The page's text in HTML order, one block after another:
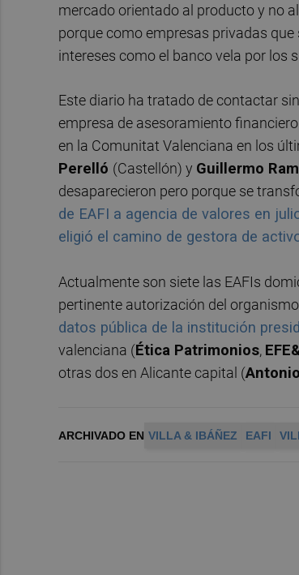
mercado orientado al producto y no
porque como empresas privadas
intereses como el banco vela por los
Este diario ha tratado de contactar
empresa de asesoramiento
en la Comunitat Valenciana en los
Perelló (Castellón) y Guillermo
desaparecieron pero porque se
de EAFI a agencia de valores en
eligió el camino de gestora de
Actualmente son siete las EAFIs
pertinente autorización del
datos pública de la institución
valenciana (Ética Patrimonios,
otras dos en Alicante capital (
ARCHIVADO EN VILLA & IBÁÑEZ EAFI